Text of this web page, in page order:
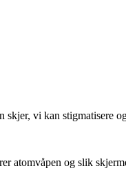
vi kan stigmatisere
atomvåpen og slik